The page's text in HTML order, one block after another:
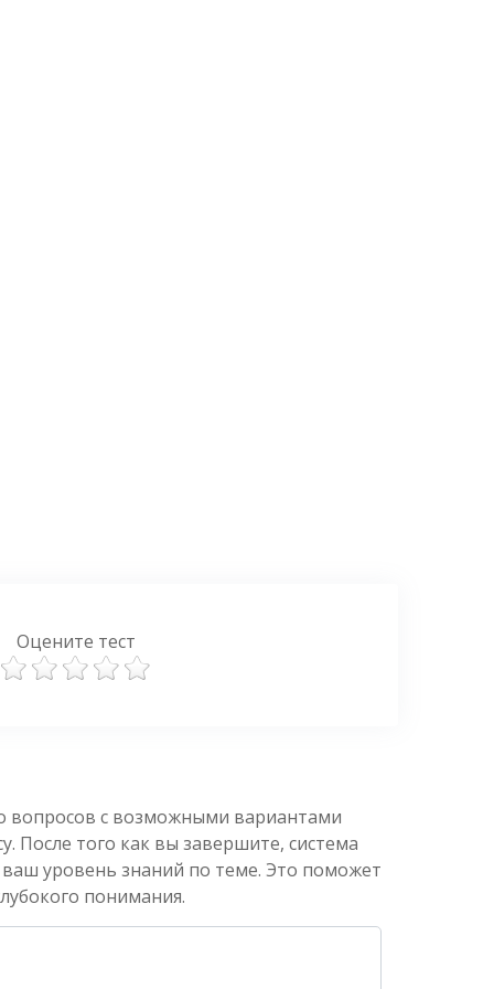
Оцените тест
вопросов с возможными вариантами
После того как вы завершите, система
уровень знаний по теме. Это поможет
понимания.